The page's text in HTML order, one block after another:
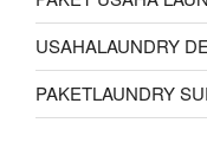
USAHALAUNDRY
PAKETLAUNDRY